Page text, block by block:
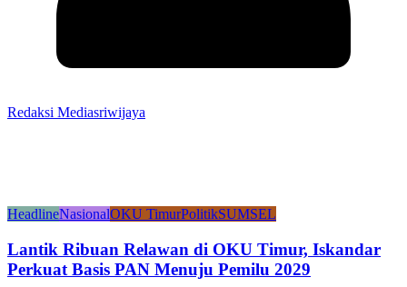
Redaksi Mediasriwijaya
HeadlineNasionalOKU TimurPolitikSUMSEL
Lantik Ribuan Relawan di OKU Timur, Iskandar
Perkuat Basis PAN Menuju Pemilu 2029